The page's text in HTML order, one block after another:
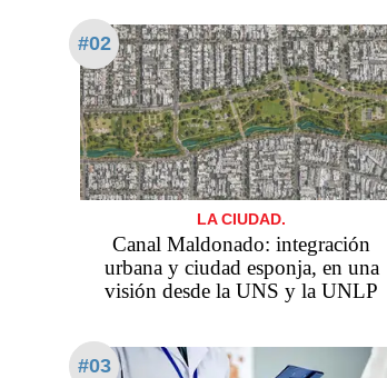
#02
LA CIUDAD.
Canal Maldonado: integración
urbana y ciudad esponja, en una
visión desde la UNS y la UNLP
#03